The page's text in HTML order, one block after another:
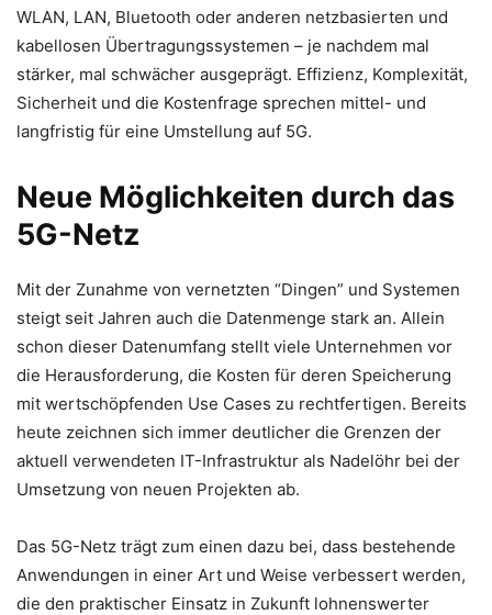
WLAN, LAN, Bluetooth oder anderen netzbasierten und
kabellosen Übertragungssystemen – je nachdem mal
stärker, mal schwächer ausgeprägt. Effizienz, Komplexität,
Sicherheit und die Kostenfrage sprechen mittel- und
langfristig für eine Umstellung auf 5G.
Neue Möglichkeiten durch das
5G-Netz
Mit der Zunahme von vernetzten “Dingen” und Systemen
steigt seit Jahren auch die Datenmenge stark an. Allein
schon dieser Datenumfang stellt viele Unternehmen vor
die Herausforderung, die Kosten für deren Speicherung
mit wertschöpfenden Use Cases zu rechtfertigen. Bereits
heute zeichnen sich immer deutlicher die Grenzen der
aktuell verwendeten IT-Infrastruktur als Nadelöhr bei der
Umsetzung von neuen Projekten ab.
Das 5G-Netz trägt zum einen dazu bei, dass bestehende
Anwendungen in einer Art und Weise verbessert werden,
die den praktischer Einsatz in Zukunft lohnenswerter